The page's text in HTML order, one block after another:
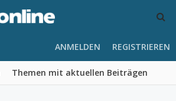
Themen mit aktuellen Beiträgen
ANMELDEN REGISTRIEREN